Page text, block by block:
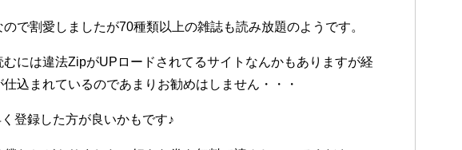
で割愛しましたが70種類以上の雑誌も読み放題のようです。
には違法ZipがUPロードされてるサイトなんかもありますが経
込まれているのであまりお勧めはしません・・・
登録した方が良いかもです♪